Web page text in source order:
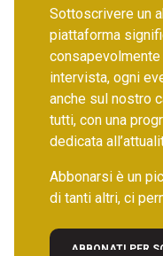
Sottoscrivere un
piattaforma
intervista, ogni
anche sul nostro
tutti, con una
dedicata
Abbonarsi è un
di tanti altri, ci
ABBONATI PER